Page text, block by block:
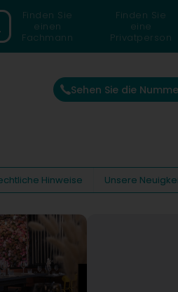
Finden Sie
einen
Fachmann
Finden Sie
eine
Privatperson
Sehen Sie die
Hinweise Unsere